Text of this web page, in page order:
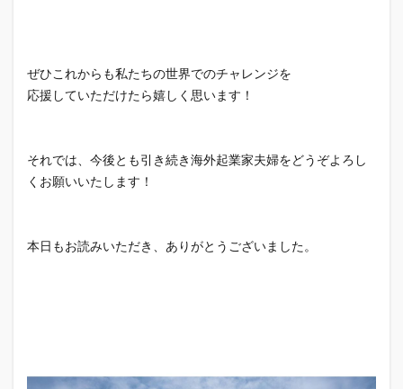
ぜひこれからも私たちの世界でのチャレンジを
応援していただけたら嬉しく思います！
それでは、今後とも引き続き海外起業家夫婦をどうぞよろし
くお願いいたします！
本日もお読みいただき、ありがとうございました。